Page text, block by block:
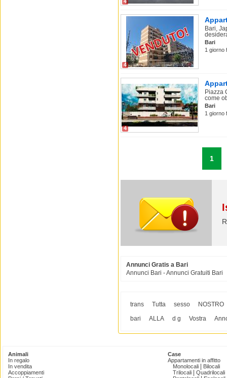
4
Bari,
Bari
1 giorno
4
Piazza
come
Bari
1 giorno
1
Annunci Gratis a Bari
Annunci Bari - Annunci Gratuiti Bari
trans Tutta sesso
NOSTRO
bari
ALLA d g Vostra
Animali
In regalo
In vendita
Accoppiamenti
Case
Appartamenti in affitto
Monolocali
Bilocali
Trilocali
Quadrilocali